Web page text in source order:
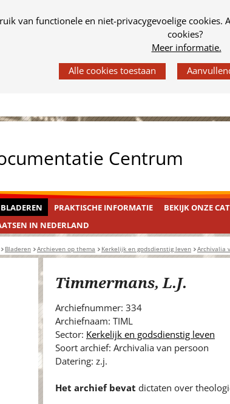
van functionele en niet-privacygevoelige cookies.
cookies?
Meer informatie.
Centrum
k
i
d
e
.
.
BLADEREN PRAKTISCHE INFORMATIE BEKIJK ONZE
IN NEDERLAND
Bladeren Archieven op thema Kerkelijk en godsdienstig leven Archivalia
Timmermans, L.J.
Archiefnummer: 334
Archiefnaam: TIML
Sector: Kerkelijk en godsdienstig leven
Soort archief: Archivalia van persoon
Datering: z.j.
Het archief bevat dictaten over